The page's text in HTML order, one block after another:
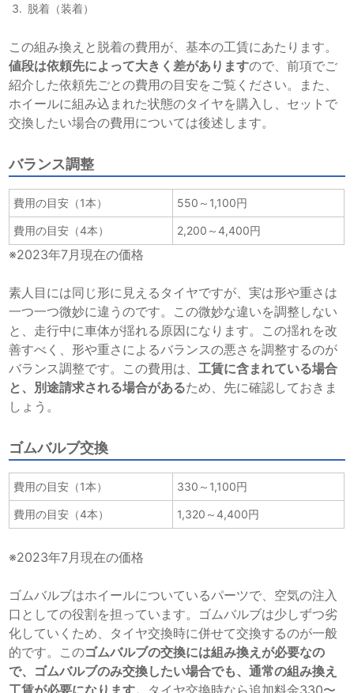
脱着（装着）
この組み換えと脱着の費用が、基本の工賃にあたります。
値段は依頼先によって大きく差がありますので、前項でご
紹介した依頼先ごとの費用の目安をご覧ください。また、
ホイールに組み込まれた状態のタイヤを購入し、セットで
交換したい場合の費用については後述します。
バランス調整
費用の目安（1本） 550～1,100円
費用の目安（4本） 2,200～4,400円
※2023年7月現在の価格
素人目には同じ形に見えるタイヤですが、実は形や重さは
一つ一つ微妙に違うのです。この微妙な違いを調整しない
と、走行中に車体が揺れる原因になります。この揺れを改
善すべく、形や重さによるバランスの悪さを調整するのが
バランス調整です。この費用は、工賃に含まれている場合
と、別途請求される場合があるため、先に確認しておきま
しょう。
ゴムバルブ交換
費用の目安（1本） 330～1,100円
費用の目安（4本） 1,320～4,400円
※2023年7月現在の価格
ゴムバルブはホイールについているパーツで、空気の注入
口としての役割を担っています。ゴムバルブは少しずつ劣
化していくため、タイヤ交換時に併せて交換するのが一般
的です。このゴムバルブの交換には組み換えが必要なの
で、ゴムバルブのみ交換したい場合でも、通常の組み換え